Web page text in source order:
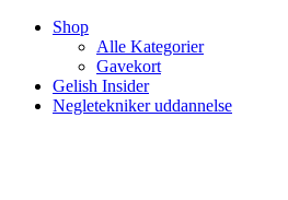
Shop
Alle Kategorier
Gavekort
Gelish Insider
Negletekniker uddannelse